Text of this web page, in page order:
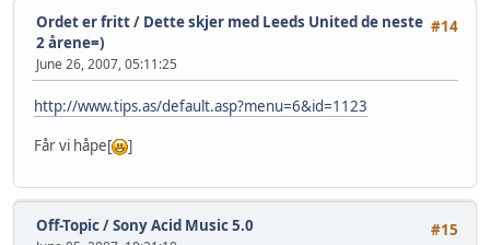
#14
Ordet er fritt/ Dette skjer med Leeds United de neste
2 årene=)
June 26, 2007, 05:11:25
http://www.tips.as/default.asp?menu=6&id=1123
Får vi håpe[
]
#15
Off-Topic/Sony Acid Music 5.0